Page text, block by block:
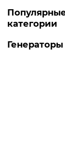
категории
Генераторы